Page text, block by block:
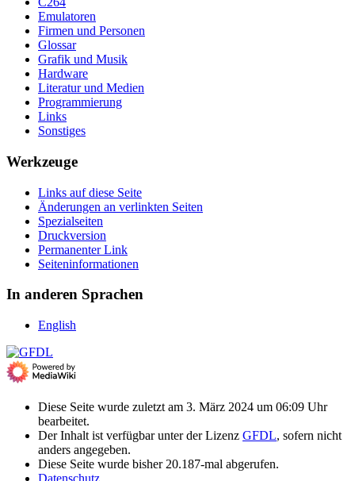
Emulatoren
Firmen und Personen
Glossar
Grafik und Musik
Hardware
Literatur und Medien
Programmierung
Links
Sonstiges
Werkzeuge
Links auf diese Seite
Änderungen an verlinkten Seiten
Spezialseiten
Druckversion
Permanenter Link
Seiten­­informationen
In anderen Sprachen
English
Diese Seite wurde zuletzt am 3. März 2024 um 06:09 Uhr
bearbeitet.
Der Inhalt ist verfügbar unter der Lizenz GFDL, sofern nicht
anders angegeben.
Diese Seite wurde bisher 20.187-mal abgerufen.
Datenschutz